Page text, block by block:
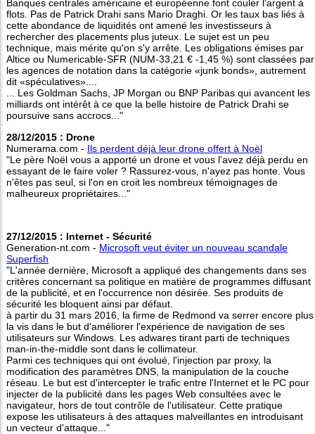
Banques centrales américaine et européenne font couler l'argent à
flots. Pas de Patrick Drahi sans Mario Draghi. Or les taux bas liés à
cette abondance de liquidités ont amené les investisseurs à
rechercher des placements plus juteux. Le sujet est un peu
technique, mais mérite qu'on s'y arrête. Les obligations émises par
Altice ou Numericable-SFR (NUM-33,21 € -1,45 %) sont classées par
les agences de notation dans la catégorie «junk bonds», autrement
dit «spéculatives»....
... Les Goldman Sachs, JP Morgan ou BNP Paribas qui avancent les
milliards ont intérêt à ce que la belle histoire de Patrick Drahi se
poursuive sans accrocs..."
28/12/2015 : Drone
Numerama.com - Ils perdent déjà leur drone offert à Noël
"Le père Noël vous a apporté un drone et vous l'avez déjà perdu en
essayant de le faire voler ? Rassurez-vous, n'ayez pas honte. Vous
n'êtes pas seul, si l'on en croit les nombreux témoignages de
malheureux propriétaires..."
27/12/2015 : Internet - Sécurité
Generation-nt.com - Microsoft veut éviter un nouveau scandale
Superfish
"L'année dernière, Microsoft a appliqué des changements dans ses
critères concernant sa politique en matière de programmes diffusant
de la publicité, et en l'occurrence non désirée. Ses produits de
sécurité les bloquent ainsi par défaut.
à partir du 31 mars 2016, la firme de Redmond va serrer encore plus
la vis dans le but d'améliorer l'expérience de navigation de ses
utilisateurs sur Windows. Les adwares tirant parti de techniques
man-in-the-middle sont dans le collimateur.
Parmi ces techniques qui ont évolué, l'injection par proxy, la
modification des paramètres DNS, la manipulation de la couche
réseau. Le but est d'intercepter le trafic entre l'Internet et le PC pour
injecter de la publicité dans les pages Web consultées avec le
navigateur, hors de tout contrôle de l'utilisateur. Cette pratique
expose les utilisateurs à des attaques malveillantes en introduisant
un vecteur d'attaque..."